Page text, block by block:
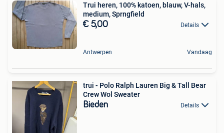
Trui heren, 100% katoen, blauw, V-hals,
medium, Sprngfield
€ 5,00 Details
Antwerpen Vandaag
trui - Polo Ralph Lauren Big & Tall Bear
Crew Wol Sweater
Bieden Details